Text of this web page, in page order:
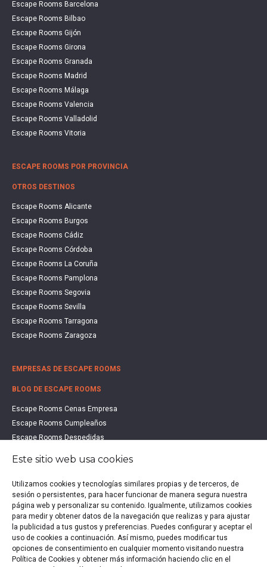
Escape Rooms Barcelona
Escape Rooms Bilbao
Escape Rooms Gijón
Escape Rooms Girona
Escape Rooms Granada
Escape Rooms Madrid
Escape Rooms Málaga
Escape Rooms Valencia
Escape Rooms Valladolid
Escape Rooms Vitoria
ESCAPE ROOMS POR PROVINCIA
OTROS DESTINOS
Escape Rooms Alicante
Escape Rooms Burgos
Escape Rooms Cádiz
Escape Rooms Córdoba
Escape Rooms La Coruña
Escape Rooms Pamplona
Escape Rooms Segovia
Escape Rooms Sevilla
Escape Rooms Tarragona
Escape Rooms Zaragoza
EMPRESAS DE ESCAPE ROOMS
BLOG DE ESCAPE ROOMS
Escape Rooms Cenas Empresa
Escape Rooms Cumpleaños
Escape Rooms Despedidas
Escape Rooms Familias
Escape Rooms Halloween
Escape Rooms San Valentín
Estudio de Mercado Escape Rooms 2021
Qué es un Escape Room
Qué es un Hall Escape
Este sitio web usa cookies
Utilizamos cookies y tecnologías similares propias y de terceros, de
sesión o persistentes, para hacer funcionar de manera segura nuestra
página web y personalizar su contenido. Igualmente, utilizamos cookies
para medir y obtener datos de la navegación que realizas y para ajustar
la publicidad a tus gustos y preferencias. Puedes configurar y aceptar el
uso de cookies a continuación. Así mismo, puedes modificar tus
opciones de consentimiento en cualquier momento visitando nuestra
Política de Cookies y obtener más información haciendo clic en el